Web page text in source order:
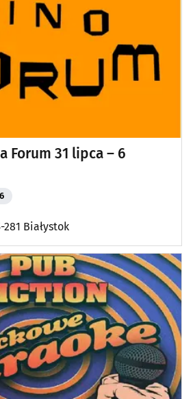
Forum 31 lipca – 6
281 Białystok